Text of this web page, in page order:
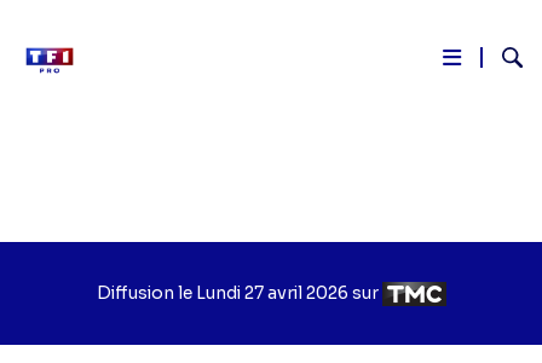
Diffusion le Jour
diffusion
Lundi 27 avril 2026 sur Chaîne
diffusion